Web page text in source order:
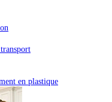
en plastique